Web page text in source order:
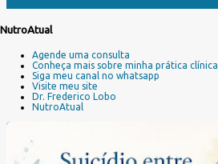
g
NutroAtual
Agende uma consulta
Conheça mais sobre minha prática clínica
Siga meu canal no whatsapp
Visite meu site
Dr. Frederico Lobo
NutroAtual